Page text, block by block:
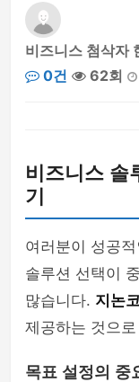
비즈니스 첨삭자
0건
62회
비즈니스 솔
기
여러분이 성공
솔루션 선택이
많습니다. 지논
제공하는 것으
목표 설정의 중